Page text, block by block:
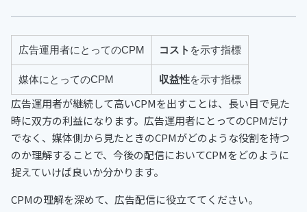
広告運用者にとってのCPM コスト を示す指標
媒体にとってのCPM 収益性を示す指標
広告運用者が継続して高いCPMを出すことは、長い目で見た
時に双方の利益になります。広告運用者にとってのCPMだけ
でなく、媒体側から見たときのCPMがどのような役割を持つ
のか理解することで、今後の配信においてCPMをどのように
捉えていけば良いか分かります。
CPMの理解を深めて、広告配信に役立ててください。